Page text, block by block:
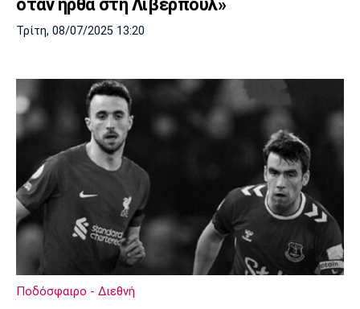
όταν ήρθα στη Λίβερπουλ»
Τρίτη, 08/07/2025 13:20
Ποδόσφαιρο - Διεθνή